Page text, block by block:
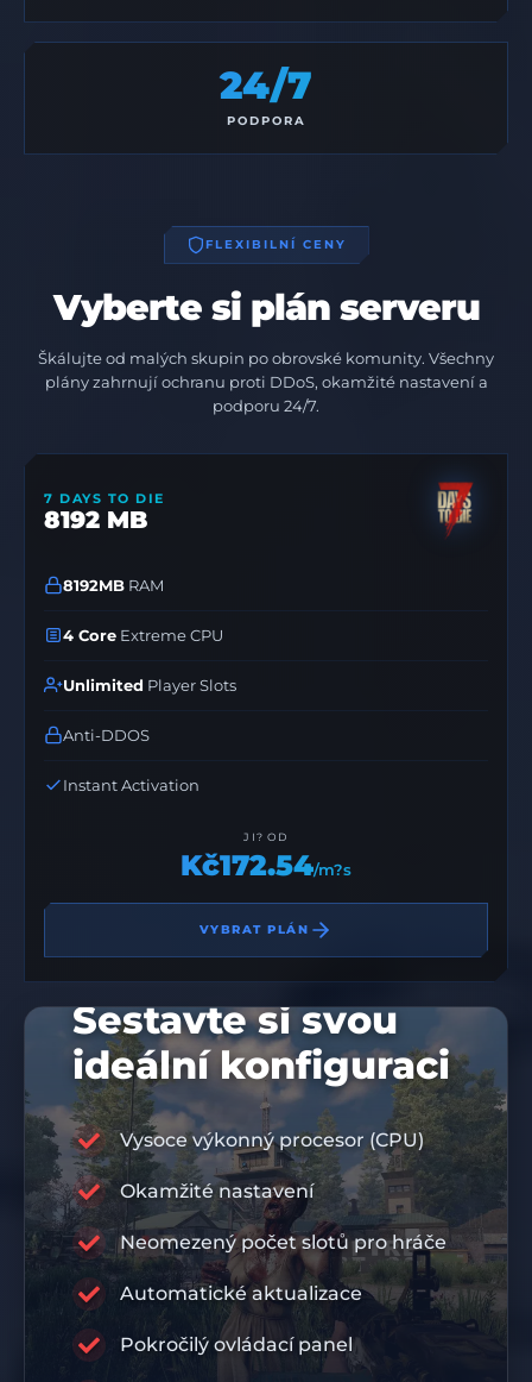
24/7
PODPORA
FLEXIBILNÍ CENY
Vyberte si plán serveru
Škálujte od malých skupin po obrovské komunity. Všechny
plány zahrnují ochranu proti DDoS, okamžité nastavení a
podporu 24/7.
7 DAYS TO DIE
8192 MB
8192MB RAM
4 Core Extreme CPU
Unlimited Player Slots
Anti-DDOS
Instant Activation
JI? OD
Kč172.54/m?s
VYBRAT PLÁN
Sestavte si svou
ideální konfiguraci
Vysoce výkonný procesor (CPU)
Okamžité nastavení
Neomezený počet slotů pro hráče
Automatické aktualizace
Pokročilý ovládací panel
10% SLEVOVÝ KÓD
DIS10
RABISU
PRÉMIOVÁ INFRASTRUKTURA